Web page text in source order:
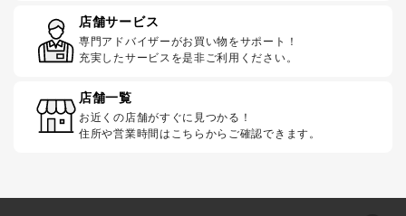
店舗サービス
専門アドバイザーがお買い物をサポート！
充実したサービスを是非ご利用ください。
店舗一覧
お近くの店舗がすぐに見つかる！
住所や営業時間はこちらからご確認できます。